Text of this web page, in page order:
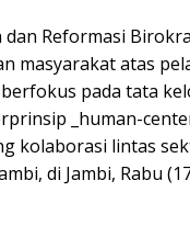
Reformasi
masyarakat atas
pada tata
_human-
kolaborasi lintas
di Jambi, Rabu